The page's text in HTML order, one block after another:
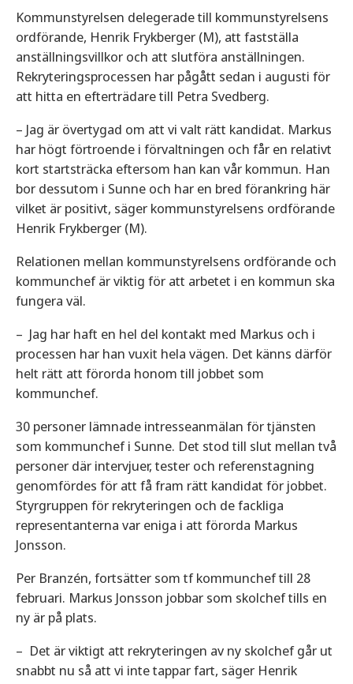
Kommunstyrelsen delegerade till kommunstyrelsens
ordförande, Henrik Frykberger (M), att fastställa
anställningsvillkor och att slutföra anställningen.
Rekryteringsprocessen har pågått sedan i augusti för
att hitta en efterträdare till Petra Svedberg.
– Jag är övertygad om att vi valt rätt kandidat. Markus
har högt förtroende i förvaltningen och får en relativt
kort startsträcka eftersom han kan vår kommun. Han
bor dessutom i Sunne och har en bred förankring här
vilket är positivt, säger kommunstyrelsens ordförande
Henrik Frykberger (M).
Relationen mellan kommunstyrelsens ordförande och
kommunchef är viktig för att arbetet i en kommun ska
fungera väl.
– Jag har haft en hel del kontakt med Markus och i
processen har han vuxit hela vägen. Det känns därför
helt rätt att förorda honom till jobbet som
kommunchef.
30 personer lämnade intresseanmälan för tjänsten
som kommunchef i Sunne. Det stod till slut mellan två
personer där intervjuer, tester och referenstagning
genomfördes för att få fram rätt kandidat för jobbet.
Styrgruppen för rekryteringen och de fackliga
representanterna var eniga i att förorda Markus
Jonsson.
Per Branzén, fortsätter som tf kommunchef till 28
februari. Markus Jonsson jobbar som skolchef tills en
ny är på plats.
– Det är viktigt att rekryteringen av ny skolchef går ut
snabbt nu så att vi inte tappar fart, säger Henrik